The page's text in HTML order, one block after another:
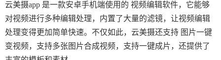
云美摄app 是一款安卓手机端使用的 视频编辑软件，它能够
对视频进行多种编辑处理，内置了大量的滤镜，让视频编辑
处理变得更加简单快速。不仅如此，云美摄还支持 图片一键
变视频，支持多张图片合成视频，支持一键成片，还提供了